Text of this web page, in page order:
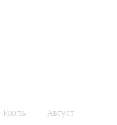
Июль Август